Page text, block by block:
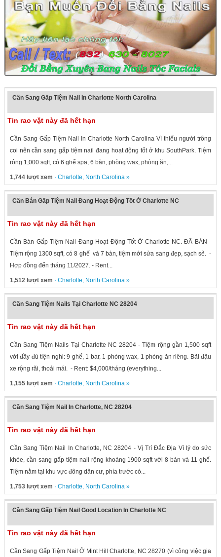
Cần Sang Gấp Tiệm Nail In Charlotte North Carolina
Tin rao vặt này đã hết hạn
Cần Sang Gấp Tiệm Nail In Charlotte North Carolina Vì thiếu người trông
coi nên cần sang gấp tiệm nail đang hoạt động tốt ở khu SouthPark. Tiệm
rộng 1,000 sqft, có 6 ghế spa, 6 bàn, phòng wax, phòng ăn,...
1,744 lượt xem · Charlotte, North Carolina»
Cần Bán Gấp Tiệm Nail Đang Hoạt Động Tốt Ở Charlotte NC
Tin rao vặt này đã hết hạn
Cần Bán Gấp Tiệm Nail Đang Hoạt Động Tốt Ở Charlotte NC. ĐÃ BÁN -
Tiệm rộng 1300 sqft, có 8 ghế và 7 bàn, tiệm mới sửa sang đẹp, sạch sẽ. -
Hợp đồng đến tháng 11/2027. - Rent...
1,512 lượt xem · Charlotte, North Carolina»
Cần Sang Tiệm Nails Tại Charlotte NC 28204
Tin rao vặt này đã hết hạn
Cần Sang Tiệm Nails Tại Charlotte NC 28204 - Tiệm rộng gần 1,500 sqft
với đầy đủ tiện nghi: 9 ghế, 1 bar, 1 phòng wax, 1 phòng ăn riêng. Bãi đậu
xe rộng rãi, thoải mái. - Rent: $4,000/tháng (everything...
1,155 lượt xem · Charlotte, North Carolina»
Cần Sang Tiệm Nail In Charlotte, NC 28204
Tin rao vặt này đã hết hạn
Cần Sang Tiệm Nail In Charlotte, NC 28204 - Vị Trí Đắc Địa Vì lý do sức
khỏe, cần sang gấp tiệm nail rộng khoảng 1900 sqft với 8 bàn và 11 ghế.
Tiệm nằm tại khu vực đông dân cư, phía trước có...
1,753 lượt xem · Charlotte, North Carolina»
Cần Sang Gấp Tiệm Nail Good Location In Charlotte NC
Tin rao vặt này đã hết hạn
Cần Sang Gấp Tiệm Nail Ở Mint Hill Charlotte, NC 28270 (vì công việc gia